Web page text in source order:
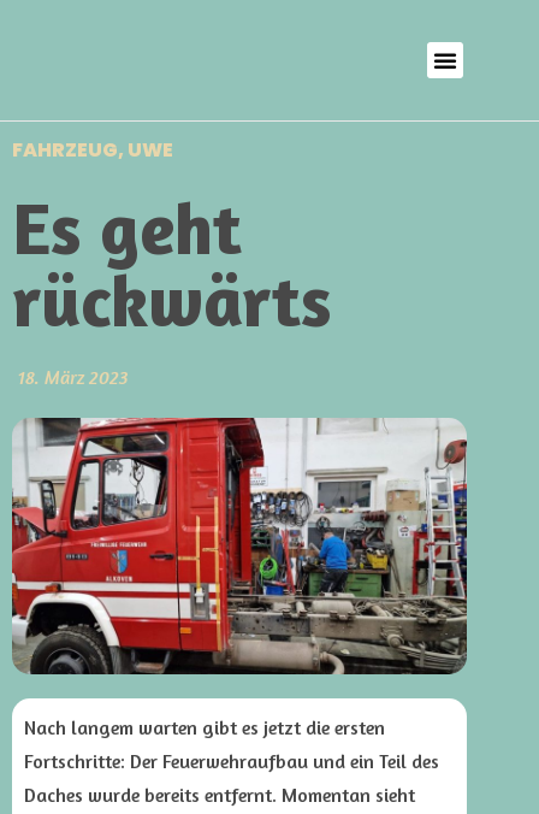
FAHRZEUG, UWE
Es geht
rückwärts
18. März 2023
Nach langem warten gibt es jetzt die ersten
Fortschritte: Der Feuerwehraufbau und ein Teil des
Daches wurde bereits entfernt. Momentan sieht